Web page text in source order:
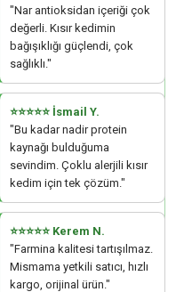
"Nar antioksidan içeriği çok
değerli. Kısır kedimin
bağışıklığı güçlendi, çok
sağlıklı."
⭐⭐⭐⭐⭐ İsmail Y.
"Bu kadar nadir protein
kaynağı bulduğuma
sevindim. Çoklu alerjili kısır
kedim için tek çözüm."
⭐⭐⭐⭐⭐ Kerem N.
"Farmina kalitesi tartışılmaz.
Mismama yetkili satıcı, hızlı
kargo, orijinal ürün."